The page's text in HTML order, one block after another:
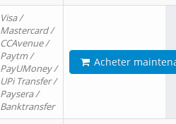
Visa /
Mastercard /
CCAvenue /
Paytm /
PayUMoney /
UPi Transfer /
Paysera /
Banktransfer
Acheter